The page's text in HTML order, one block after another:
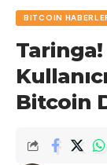
BITCOIN
Bitcoin